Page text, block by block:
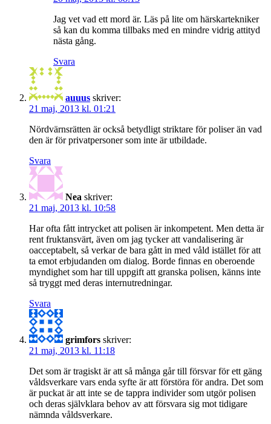
Jag vet vad ett mord är. Läs på lite om härskartekniker
så kan du komma tillbaks med en mindre vidrig attityd
nästa gång.
Svara
auuus skriver:
21 maj, 2013 kl. 01:21
Nördvärnsrätten är också betydligt striktare för poliser än vad
den är för privatpersoner som inte är utbildade.
Svara
Nea skriver:
21 maj, 2013 kl. 10:58
Har ofta fått intrycket att polisen är inkompetent. Men detta är
rent fruktansvärt, även om jag tycker att vandalisering är
oacceptabelt, så verkar de bara gått in med våld istället för att
ta emot erbjudanden om dialog. Borde finnas en oberoende
myndighet som har till uppgift att granska polisen, känns inte
så tryggt med deras internutredningar.
Svara
grimfors skriver:
21 maj, 2013 kl. 11:18
Det som är tragiskt är att så många går till försvar för ett gäng
våldsverkare vars enda syfte är att förstöra för andra. Det som
är puckat är att inte se de tappra individer som utgör polisen
och deras självklara behov av att försvara sig mot tidigare
nämnda våldsverkare.